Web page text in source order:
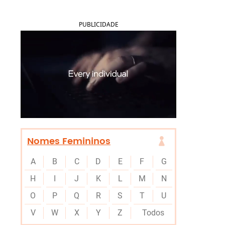
PUBLICIDADE
Nomes Femininos
A B C D E F
G
H
I J K L M
N
O
P Q R S T
U
V
W X Y Z Todos